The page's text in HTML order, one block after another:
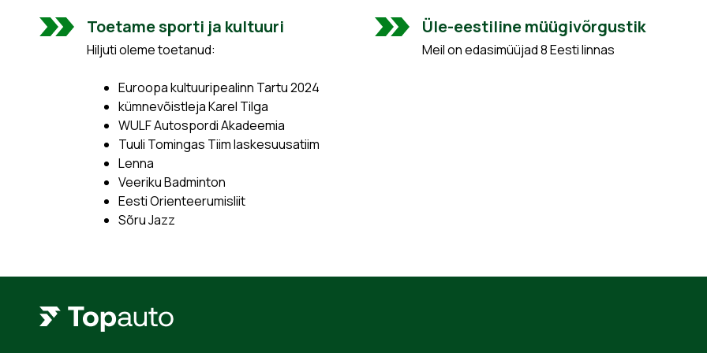
Toetame sporti ja kultuuri
Hiljuti oleme toetanud:
Euroopa kultuuripealinn Tartu 2024
kümnevõistleja Karel Tilga
WULF Autospordi Akadeemia
Tuuli Tomingas Tiim laskesuusatiim
Lenna
Veeriku Badminton
Eesti Orienteerumisliit
Sõru Jazz
Üle-eestiline müügivõrgustik
Meil on edasimüüjad 8 Eesti linnas